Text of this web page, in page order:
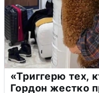
«Триггерю тех,
Гордон жестко